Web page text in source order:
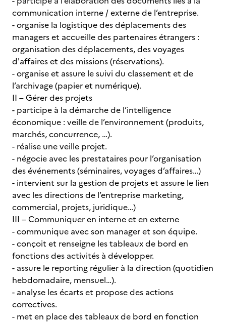
communication interne / externe de l’entreprise.
- organise la logistique des déplacements des
managers et accueille des partenaires étrangers :
organisation des déplacements, des voyages
d'affaires et des missions (réservations).
- organise et assure le suivi du classement et de
l’archivage (papier et numérique).
II – Gérer des projets
- participe à la démarche de l’intelligence
économique : veille de l’environnement (produits,
marchés, concurrence, …).
- réalise une veille projet.
- négocie avec les prestataires pour l’organisation
des événements (séminaires, voyages d’affaires…)
- intervient sur la gestion de projets et assure le lien
avec les directions de l’entreprise marketing,
commercial, projets, juridique…)
III – Communiquer en interne et en externe
- communique avec son manager et son équipe.
- conçoit et renseigne les tableaux de bord en
fonctions des activités à développer.
- assure le reporting régulier à la direction (quotidien
hebdomadaire, mensuel…).
- analyse les écarts et propose des actions
correctives.
- met en place des tableaux de bord en fonction